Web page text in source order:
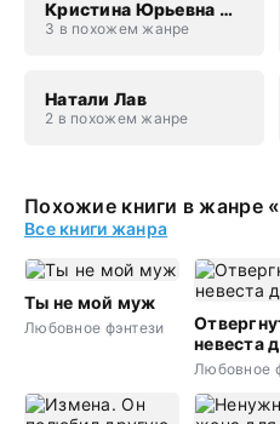
Кристина Юрьевна Юраш
3 в похожем жанре
Натали Лав
2 в похожем жанре
Похожие книги в жанре
Все книги жанра
Ты не мой муж
Любовное фэнтези
невеста
Любовное